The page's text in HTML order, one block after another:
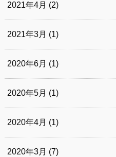
2021年4月 (2)
2021年3月 (1)
2020年6月 (1)
2020年5月 (1)
2020年4月 (1)
2020年3月 (7)